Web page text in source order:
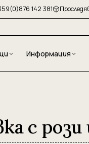
142 381
Информация
с